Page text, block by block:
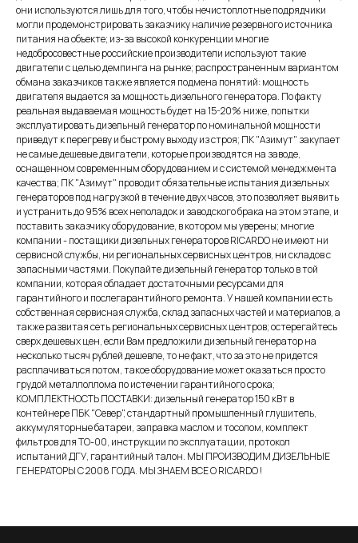
они используются лишь для того, чтобы нечистоплотные подрядчики
могли продемонстрировать заказчику наличие резервного источника
питания на объекте; из-за высокой конкуренции многие
недобросовестные российские производители используют такие
двигатели с целью демпинга на рынке; распространенным вариантом
обмана заказчиков также является подмена понятий: мощность
двигателя выдается за мощность дизельного генератора. По факту
реальная выдаваемая мощность будет на 15-20% ниже, попытки
эксплуатировать дизельный генератор по номинальной мощности
приведут к перегреву и быстрому выходу из строя; ПК "Азимут" закупает
не самые дешевые двигатели, которые производятся на заводе,
оснащенном современным оборудованием и с системой менеджмента
качества; ПК "Азимут" проводит обязательные испытания дизельных
генераторов под нагрузкой в течение двух часов, это позволяет выявить
и устранить до 95% всех неполадок и заводского брака на этом этапе, и
поставить заказчику оборудование, в котором мы уверены; многие
компании - постащики дизельных генераторов RICARDO не имеют ни
сервисной службы, ни региональных сервисных центров, ни складов с
запасными частями. Покупайте дизельный генератор только в той
компании, которая обладает достаточными ресурсами для
гарантийного и послегарантийного ремонта. У нашей компании есть
собственная сервисная служба, склад запасных частей и материалов, а
также развитая сеть региональных сервисных центров; остерегайтесь
сверх дешевых цен, если Вам предложили дизельный генератор на
несколько тысяч рублей дешевле, то не факт, что за это не придется
расплачиваться потом, такое оборудование может оказаться просто
грудой металлоллома по истечении гарантийного срока;
КОМПЛЕКТНОСТЬ ПОСТАВКИ: дизельный генератор 150 кВт в
контейнере ПБК "Север", стандартный промышленный глушитель,
аккумуляторные батареи, заправка маслом и тосолом, комплект
фильтров для ТО-00, инструкции по эксплуатации, протокол
испытаний ДГУ, гарантийный талон. МЫ ПРОИЗВОДИМ ДИЗЕЛЬНЫЕ
ГЕНЕРАТОРЫ С 2008 ГОДА. МЫ ЗНАЕМ ВСЕ О RICARDO !